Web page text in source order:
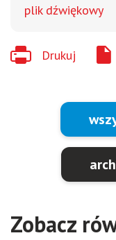
plik dźwiękowy
Drukuj
Zobacz